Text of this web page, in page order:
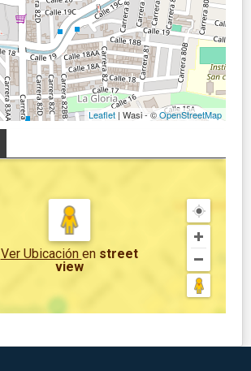
Leaflet | Wasi - ©OpenStreetMap
Ver Ubicación en street
view